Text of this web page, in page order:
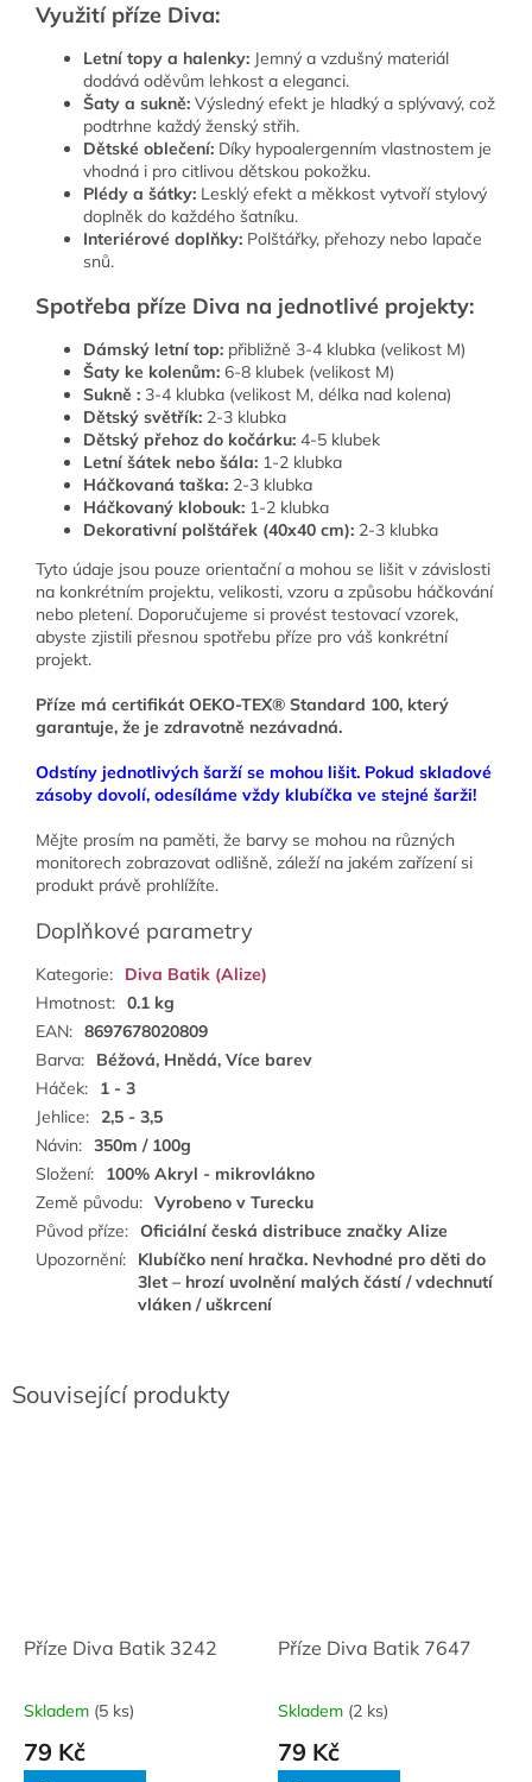
Související produkty
Příze Diva Batik 3242
Skladem (5 ks)
79 Kč
Příze Diva Batik 7647
Skladem (2 ks)
79 Kč
Využití příze Diva:
Letní topy a halenky: Jemný a vzdušný materiál
dodává oděvům lehkost a eleganci.
Šaty a sukně: Výsledný efekt je hladký a splývavý, což
podtrhne každý ženský střih.
Dětské oblečení: Díky hypoalergenním vlastnostem je
vhodná i pro citlivou dětskou pokožku.
Plédy a šátky: Lesklý efekt a měkkost vytvoří stylový
doplněk do každého šatníku.
Interiérové ​​doplňky: Polštářky, přehozy nebo lapače
snů.
Spotřeba příze Diva na jednotlivé projekty:
Dámský letní top: přibližně 3-4 klubka (velikost M)
Šaty ke kolenům: 6-8 klubek (velikost M)
Sukně : 3-4 klubka (velikost M, délka nad kolena)
Dětský světřík: 2-3 klubka
Dětský přehoz do kočárku: 4-5 klubek
Letní šátek nebo šála: 1-2 klubka
Háčkovaná taška: 2-3 klubka
Háčkovaný klobouk: 1-2 klubka
Dekorativní polštářek (40x40 cm): 2-3 klubka
Tyto údaje jsou pouze orientační a mohou se lišit v závislosti
na konkrétním projektu, velikosti, vzoru a způsobu háčkování
nebo pletení. Doporučujeme si provést testovací vzorek,
abyste zjistili přesnou spotřebu příze pro váš konkrétní
projekt.
Příze má certifikát OEKO-TEX® Standard 100, který
garantuje, že je zdravotně nezávadná.
Odstíny jednotlivých šarží se mohou lišit. Pokud skladové
zásoby dovolí, odesíláme vždy klubíčka ve stejné šarži!
Mějte prosím na paměti, že barvy se mohou na různých
monitorech zobrazovat odlišně, záleží na jakém zařízení si
produkt právě prohlížíte.
Doplňkové parametry
Kategorie:
Diva Batik (Alize)
Hmotnost: 0.1 kg
EAN: 8697678020809
Barva:
Béžová, Hnědá, Více barev
Háček:
1 - 3
Jehlice: 2,5 - 3,5
Návin: 350m / 100g
Složení:
100% Akryl - mikrovlákno
Země původu: Vyrobeno v Turecku
Původ příze: Oficiální česká distribuce značky Alize
Upozornění:
Klubíčko není hračka. Nevhodné pro děti do
3let – hrozí uvolnění malých částí / vdechnutí
vláken / uškrcení